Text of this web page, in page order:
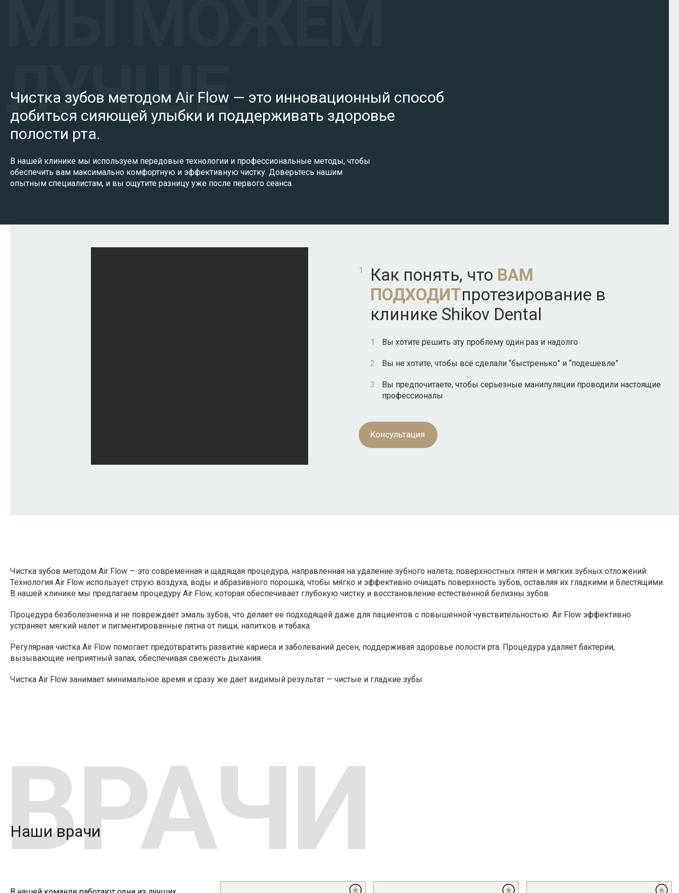
Чистка зубов методом Air Flow — это инновационный способ
добиться сияющей улыбки и поддерживать здоровье
полости рта.
В нашей клинике мы используем передовые технологии и профессиональные методы, чтобы
обеспечить вам максимально комфортную и эффективную чистку. Доверьтесь нашим
опытным специалистам, и вы ощутите разницу уже после первого сеанса.
Как понять, что ВАМ
ПОДХОДИТпротезирование в
клинике Shikov Dental
Вы хотите решить эту проблему один раз и надолго
Вы не хотите, чтобы всё сделали “быстренько” и “подешевле”
Вы предпочитаете, чтобы серьезные манипуляции проводили настоящие
профессионалы
Консультация
Чистка зубов методом Air Flow — это современная и щадящая процедура, направленная на удаление зубного налета, поверхностных пятен и мягких зубных отложений.
Технология Air Flow использует струю воздуха, воды и абразивного порошка, чтобы мягко и эффективно очищать поверхность зубов, оставляя их гладкими и блестящими.
В нашей клинике мы предлагаем процедуру Air Flow, которая обеспечивает глубокую чистку и восстановление естественной белизны зубов.
Процедура безболезненна и не повреждает эмаль зубов, что делает ее подходящей даже для пациентов с повышенной чувствительностью. Air Flow эффективно
устраняет мягкий налет и пигментированные пятна от пищи, напитков и табака.
Регулярная чистка Air Flow помогает предотвратить развитие кариеса и заболеваний десен, поддерживая здоровье полости рта. Процедура удаляет бактерии,
вызывающие неприятный запах, обеспечивая свежесть дыхания.
Чистка Air Flow занимает минимальное время и сразу же дает видимый результат — чистые и гладкие зубы.
Наши врачи